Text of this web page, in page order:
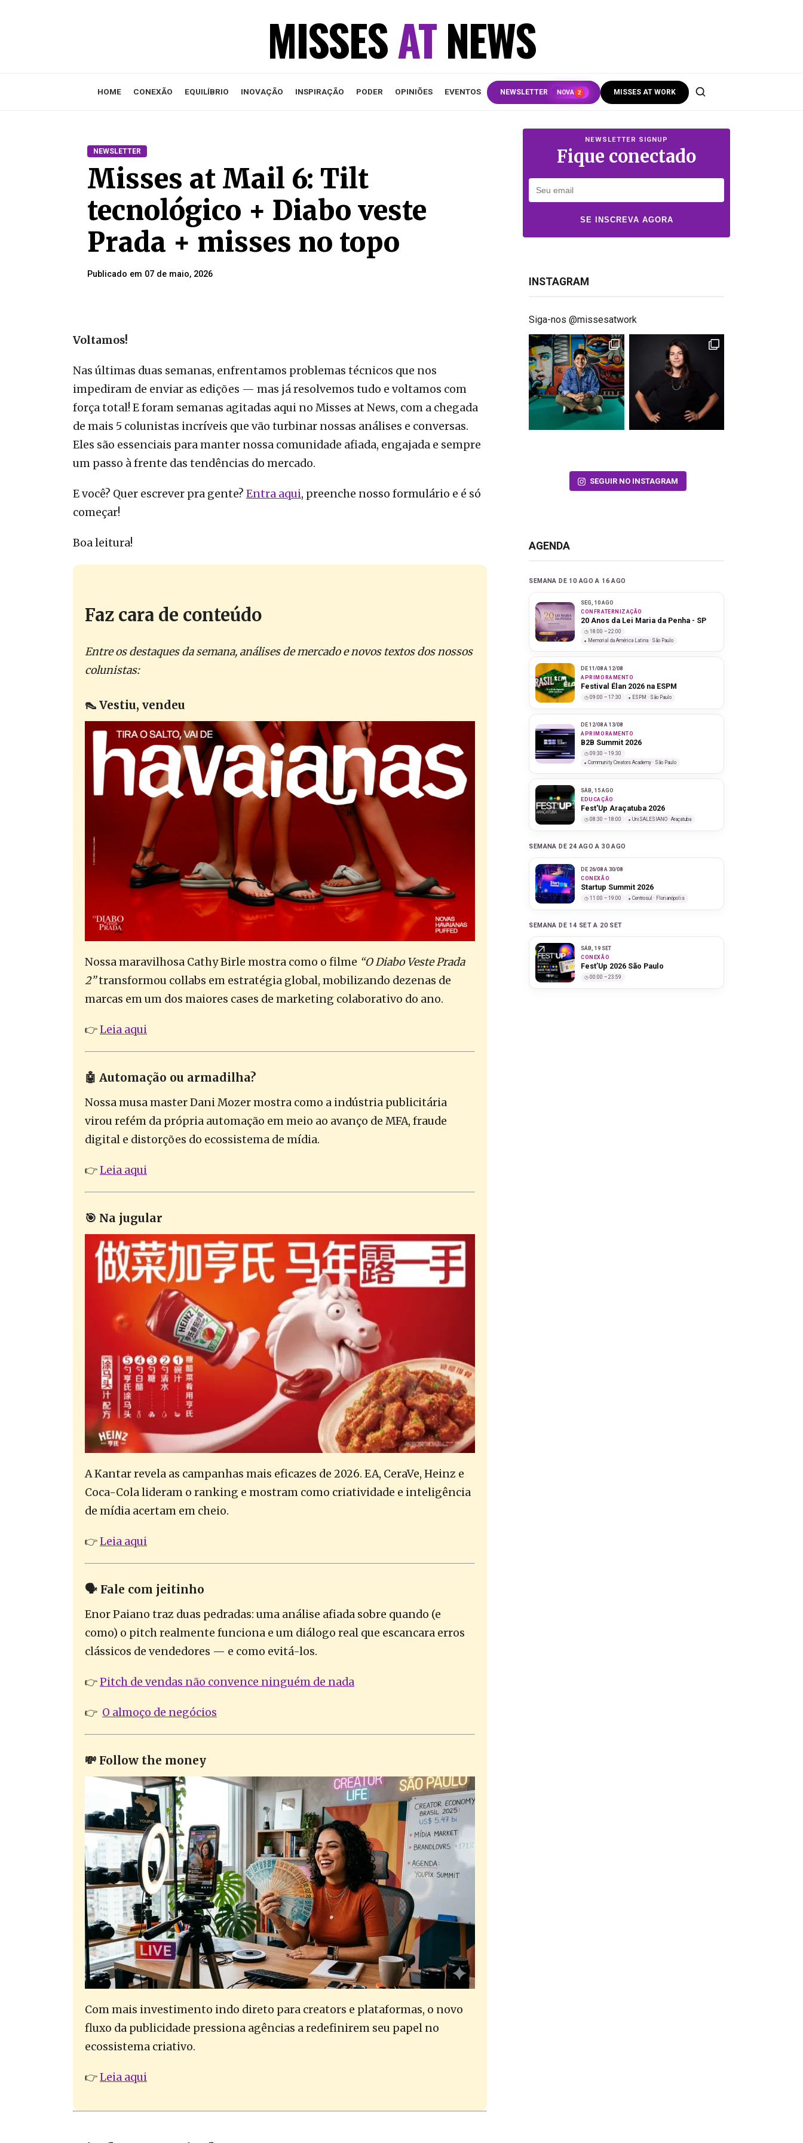
MISSESATNEWS
HOME CONEXÃO EQUILÍBRIO INOVAÇÃO INSPIRAÇÃO PODER OPINIÕES EVENTOS NEWSLETTER NOVA 2 MISSES AT WORK
NEWSLETTER
Misses at Mail 6: Tilt
tecnológico + Diabo veste
Prada + misses no topo
Publicado em 07 de maio, 2026
Voltamos!
Nas últimas duas semanas, enfrentamos problemas técnicos que nos
impediram de enviar as edições — mas já resolvemos tudo e voltamos com
força total! E foram semanas agitadas aqui no Misses at News, com a chegada
de mais 5 colunistas incríveis que vão turbinar nossas análises e conversas.
Eles são essenciais para manter nossa comunidade afiada, engajada e sempre
um passo à frente das tendências do mercado.
E você? Quer escrever pra gente? Entra aqui, preenche nosso formulário e é só
começar!
Boa leitura!
Faz cara de conteúdo
Entre os destaques da semana, análises de mercado e novos textos dos nossos
colunistas:
👠 Vestiu, vendeu
Nossa maravilhosa Cathy Birle mostra como o filme “O Diabo Veste Prada
2”transformou collabs em estratégia global, mobilizando dezenas de
marcas em um dos maiores cases de marketing colaborativo do ano.
👉Leia aqui
🤖 Automação ou armadilha?
Nossa musa master Dani Mozer mostra como a indústria publicitária
virou refém da própria automação em meio ao avanço de MFA, fraude
digital e distorções do ecossistema de mídia.
👉Leia aqui
🎯 Na jugular
A Kantar revela as campanhas mais eficazes de 2026. EA, CeraVe, Heinz e
Coca-Cola lideram o ranking e mostram como criatividade e inteligência
de mídia acertam em cheio.
👉Leia aqui
🗣️ Fale com jeitinho
Enor Paiano traz duas pedradas: uma análise afiada sobre quando (e
como) o pitch realmente funciona e um diálogo real que escancara erros
clássicos de vendedores — e como evitá-los.
👉Pitch de vendas não convence ninguém de nada
👉 O almoço de negócios
💸 Follow the money
Com mais investimento indo direto para creators e plataformas, o novo
fluxo da publicidade pressiona agências a redefinirem seu papel no
ecossistema criativo.
👉Leia aqui
NEWSLETTER SIGNUP
Fique conectado
SE INSCREVA AGORA
INSTAGRAM
Siga-nos @missesatwork
SEGUIR NO INSTAGRAM
AGENDA
SEMANA DE 10 AGO A 16 AGO
SEG, 10 AGO
CONFRATERNIZAÇÃO
20 Anos da Lei Maria da Penha - SP
18:00 – 22:00
Memorial da América Latina · São Paulo
DE 11/08 A 12/08
APRIMORAMENTO
Festival Élan 2026 na ESPM
09:00 – 17:30 ESPM · São Paulo
DE 12/08 A 13/08
APRIMORAMENTO
B2B Summit 2026
09:30 – 19:30
Community Creators Academy · São Paulo
SÁB, 15 AGO
EDUCAÇÃO
Fest'Up Araçatuba 2026
08:30 – 18:00 UniSALESIANO · Araçatuba
SEMANA DE 24 AGO A 30 AGO
DE 26/08 A 30/08
CONEXÃO
Startup Summit 2026
11:00 – 19:00 Centrosul · Florianópolis
SEMANA DE 14 SET A 20 SET
SÁB, 19 SET
CONEXÃO
Fest’Up 2026 São Paulo
00:00 – 23:59